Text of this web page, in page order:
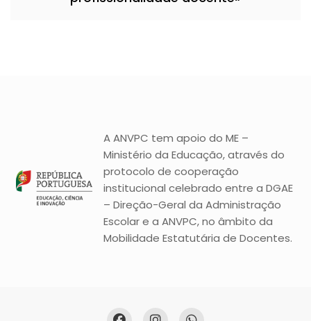
A ANVPC tem apoio do ME –
Ministério da Educação, através do
protocolo de cooperação
institucional celebrado entre a DGAE
– Direção-Geral da Administração
Escolar e a ANVPC, no âmbito da
Mobilidade Estatutária de Docentes.